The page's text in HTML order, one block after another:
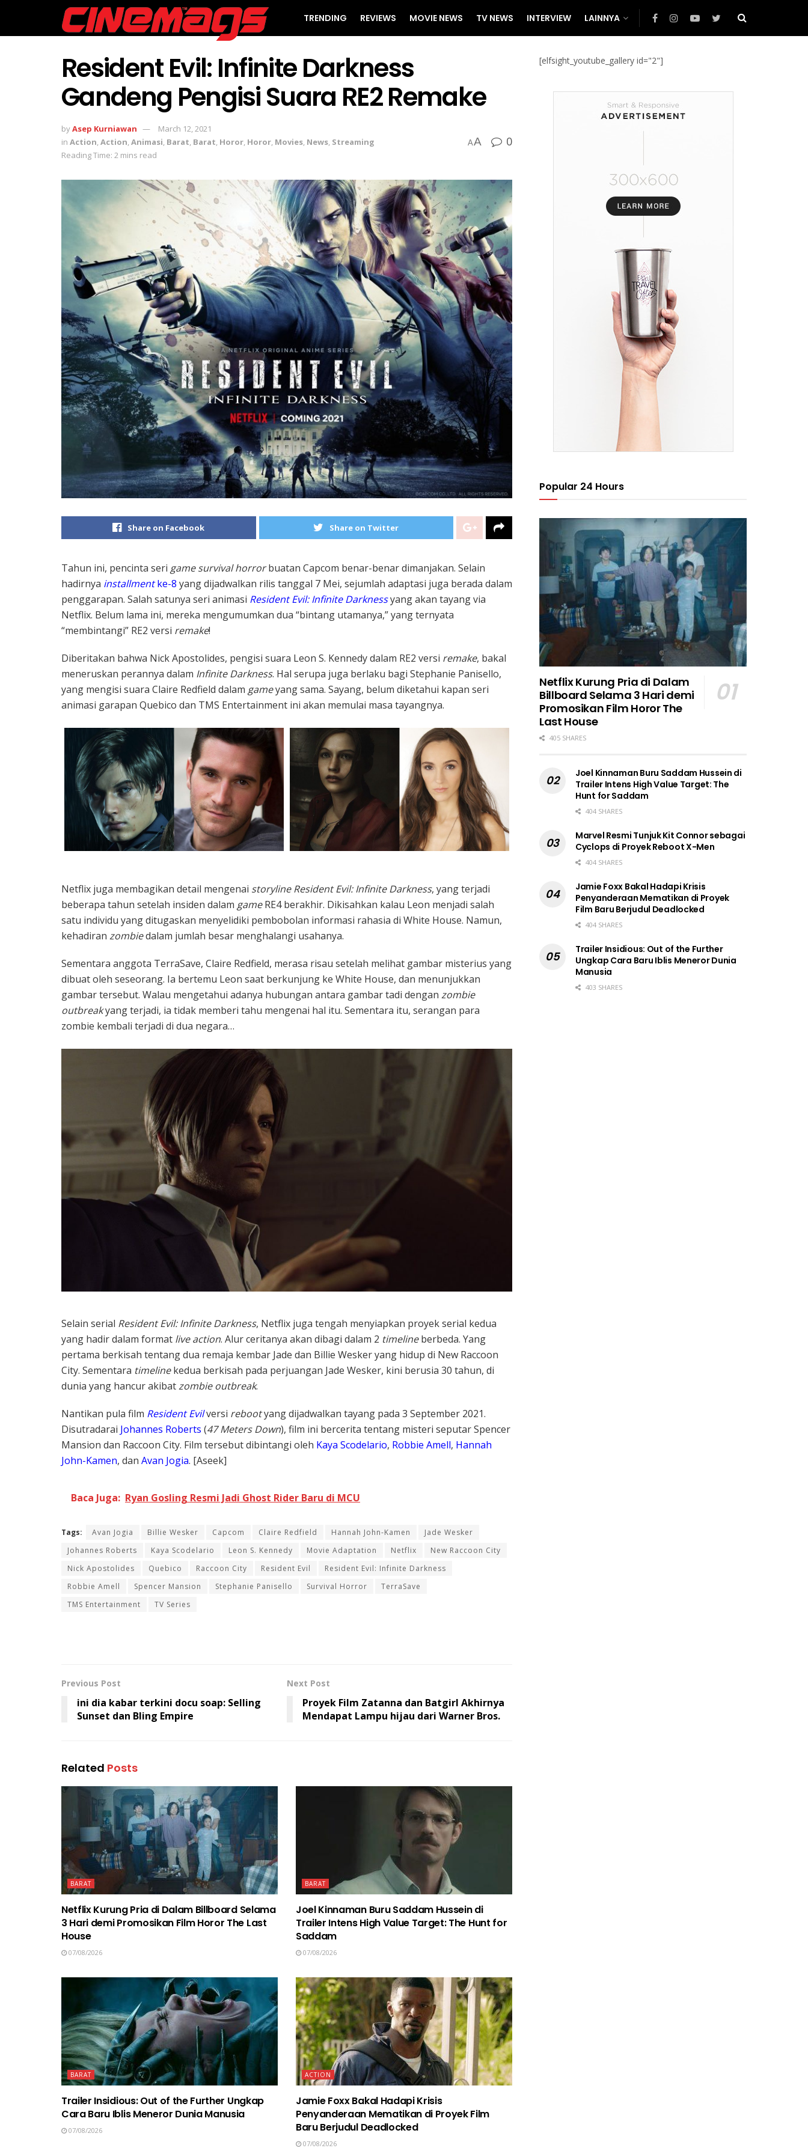
TRENDING REVIEWS MOVIE NEWS TV NEWS INTERVIEW LAINNYA
Resident Evil: Infinite Darkness
Gandeng Pengisi Suara RE2 Remake
byAsep Kurniawan
March 12, 2021
in Action,Action,Animasi, Barat, Barat, Horor, Horor, Movies, News, Streaming
Reading Time: 2 mins read
AA 0
Share on Facebook Share on Twitter
Tahun ini, pencinta seri game survival horrorbuatan Capcom benar-benar dimanjakan. Selain
hadirnya installmentke-8 yang dijadwalkan rilis tanggal 7 Mei, sejumlah adaptasi juga berada dalam
penggarapan. Salah satunya seri animasi Resident Evil: Infinite Darknessyang akan tayang via
Netflix. Belum lama ini, mereka mengumumkan dua “bintang utamanya,” yang ternyata
“membintangi” RE2 versi remake!
Diberitakan bahwa Nick Apostolides, pengisi suara Leon S. Kennedy dalam RE2 versi remake, bakal
meneruskan perannya dalam Infinite Darkness. Hal serupa juga berlaku bagi Stephanie Panisello,
yang mengisi suara Claire Redfield dalam gameyang sama. Sayang, belum diketahui kapan seri
animasi garapan Quebico dan TMS Entertainment ini akan memulai masa tayangnya.
Netflix juga membagikan detail mengenai storyline Resident Evil: Infinite Darkness, yang terjadi
beberapa tahun setelah insiden dalam gameRE4 berakhir. Dikisahkan kalau Leon menjadi salah
satu individu yang ditugaskan menyelidiki pembobolan informasi rahasia di White House. Namun,
kehadiran zombiedalam jumlah besar menghalangi usahanya.
Sementara anggota TerraSave, Claire Redfield, merasa risau setelah melihat gambar misterius yang
dibuat oleh seseorang. Ia bertemu Leon saat berkunjung ke White House, dan menunjukkan
gambar tersebut. Walau mengetahui adanya hubungan antara gambar tadi dengan zombie
outbreakyang terjadi, ia tidak memberi tahu mengenai hal itu. Sementara itu, serangan para
zombie kembali terjadi di dua negara…
Selain serial Resident Evil: Infinite Darkness, Netflix juga tengah menyiapkan proyek serial kedua
yang hadir dalam format live action. Alur ceritanya akan dibagi dalam 2 timelineberbeda. Yang
pertama berkisah tentang dua remaja kembar Jade dan Billie Wesker yang hidup di New Raccoon
City. Sementara timelinekedua berkisah pada perjuangan Jade Wesker, kini berusia 30 tahun, di
dunia yang hancur akibatzombie outbreak.
Nantikan pula film Resident Evilversi rebootyang dijadwalkan tayang pada 3 September 2021.
Disutradarai Johannes Roberts (47 Meters Down), film ini bercerita tentang misteri seputar Spencer
Mansion dan Raccoon City. Film tersebut dibintangi oleh Kaya Scodelario, Robbie Amell, Hannah
John-Kamen, dan Avan Jogia. [Aseek]
Baca Juga: Ryan Gosling Resmi Jadi Ghost Rider Baru di MCU
Tags: Avan Jogia Billie Wesker Capcom Claire Redfield Hannah John-Kamen
Jade Wesker
Johannes Roberts
Kaya Scodelario Leon S. Kennedy Movie Adaptation Netflix
New Raccoon City
Nick Apostolides
Quebico Raccoon City Resident Evil
Resident Evil: Infinite Darkness
Robbie Amell
Spencer Mansion Stephanie Panisello Survival Horror
TerraSave
TMS Entertainment
TV Series
Previous Post
ini dia kabar terkini docu soap: Selling
Sunset dan Bling Empire
Next Post
Proyek Film Zatanna dan Batgirl Akhirnya
Mendapat Lampu hijau dari Warner Bros.
Related Posts
BARAT
Netflix Kurung Pria di Dalam Billboard Selama
3 Hari demi Promosikan Film Horor The Last
House
07/08/2026
BARAT
Joel Kinnaman Buru Saddam Hussein di
Trailer Intens High Value Target: The Hunt for
Saddam
07/08/2026
BARAT
Trailer Insidious: Out of the Further Ungkap
Cara Baru Iblis Meneror Dunia Manusia
07/08/2026
ACTION
Jamie Foxx Bakal Hadapi Krisis
Penyanderaan Mematikan di Proyek Film
Baru Berjudul Deadlocked
07/08/2026
[elfsight_youtube_gallery id="2"]
Popular 24 Hours
Netflix Kurung Pria di Dalam
Billboard Selama 3 Hari demi
Promosikan Film Horor The
Last House
405 SHARES
Joel Kinnaman Buru Saddam Hussein di
Trailer Intens High Value Target: The
Hunt for Saddam
404 SHARES
Marvel Resmi Tunjuk Kit Connor sebagai
Cyclops di Proyek Reboot X-Men
404 SHARES
Jamie Foxx Bakal Hadapi Krisis
Penyanderaan Mematikan di Proyek
Film Baru Berjudul Deadlocked
404 SHARES
Trailer Insidious: Out of the Further
Ungkap Cara Baru Iblis Meneror Dunia
Manusia
403 SHARES